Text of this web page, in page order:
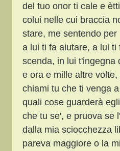
del tuo onor ti cale e
colui nelle cui braccia
stare, me sentendo
a lui ti fa aiutare, a lui
scenda, in lui t'ingegna
e ora e mille altre
chiami tu che ti venga
quali cose guarderà
che tu se', e pruova se
dalla mia sciocchezza
pareva maggiore o la